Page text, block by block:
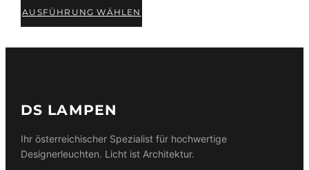
AUSFÜHRUNG WÄHLEN
DS LAMPEN
Ihr österreichischer Spezialist für hochwertige
Designerleuchten. Licht ist Architektur.